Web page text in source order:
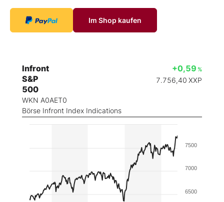
Im Shop kaufen
Infront
S&P
500
WKN A0AET0
Börse Infront Index Indications
+0,59 %
7.756,40 XXP
6500
7000
7500